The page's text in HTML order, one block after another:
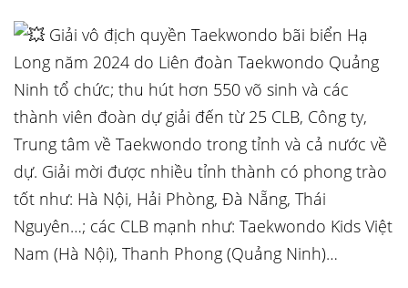
Giải vô địch quyền Taekwondo bãi biển Hạ
Long năm 2024 do Liên đoàn Taekwondo Quảng
Ninh tổ chức; thu hút hơn 550 võ sinh và các
thành viên đoàn dự giải đến từ 25 CLB, Công ty,
Trung tâm về Taekwondo trong tỉnh và cả nước về
dự. Giải mời được nhiều tỉnh thành có phong trào
tốt như: Hà Nội, Hải Phòng, Đà Nẵng, Thái
Nguyên…; các CLB mạnh như: Taekwondo Kids Việt
Nam (Hà Nội), Thanh Phong (Quảng Ninh)…